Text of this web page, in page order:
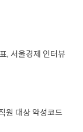
, 서울경제 인터뷰
원 대상 악성코드